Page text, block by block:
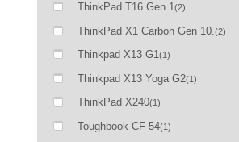
ThinkPad T16 Gen.1(2)
ThinkPad X1 Carbon Gen 10.(2)
Thinkpad X13 G1(1)
Thinkpad X13 Yoga G2(1)
ThinkPad X240(1)
Toughbook CF-54(1)